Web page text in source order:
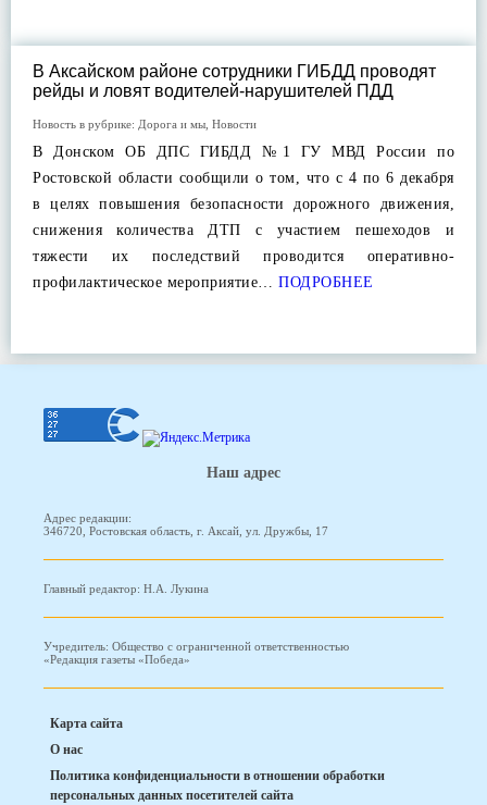
В Аксайском районе сотрудники ГИБДД проводят
рейды и ловят водителей-нарушителей ПДД
Новость в рубрике: Дорога и мы Новости
В Донском ОБ ДПС ГИБДД №1 ГУ МВД России по
Ростовской области сообщили о том, что с 4 по 6 декабря
в целях повышения безопасности дорожного движения,
снижения количества ДТП с участием пешеходов и
тяжести их последствий проводится оперативно-
профилактическое мероприятие… ПОДРОБНЕЕ
Наш адрес
Адрес редакции:
346720, Ростовская область, г. Аксай, ул. Дружбы, 17
Главный редактор: Н.А. Лукина
Учредитель: Общество с ограниченной ответственностью
«Редакция газеты «Победа»
Карта сайта
О нас
Политика конфиденциальности в отношении обработки
персональных данных посетителей сайта